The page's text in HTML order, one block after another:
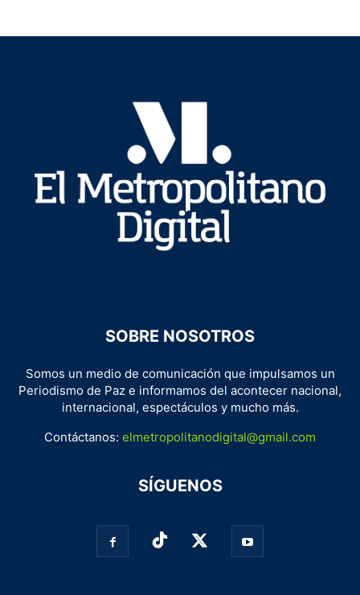
SOBRE NOSOTROS
Somos un medio de comunicación que impulsamos un
Periodismo de Paz e informamos del acontecer nacional,
internacional, espectáculos y mucho más.
Contáctanos: elmetropolitanodigital@gmail.com
SÍGUENOS